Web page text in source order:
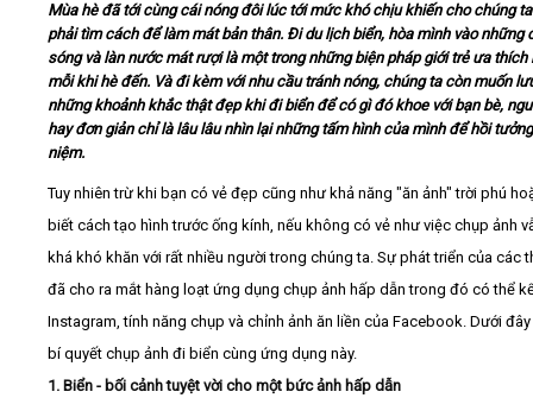
Video
Kiến thức
Tìm kiếm
Mùa hè đã tới cùng cái nóng đôi lúc tới mức khó chịu khiến cho chúng
phải tìm cách để làm mát bản thân. Đi du lịch biển, hòa mình vào những
sóng và làn nước mát rượi là một trong những biện pháp giới trẻ ưa thích
mỗi khi hè đến. Và đi kèm với nhu cầu tránh nóng, chúng ta còn muốn
những khoảnh khắc thật đẹp khi đi biển để có gì đó khoe với bạn bè,
hay đơn giản chỉ là lâu lâu nhìn lại những tấm hình của mình để hồi
niệm.
Tuy nhiên trừ khi bạn có vẻ đẹp cũng như khả năng "ăn ảnh" trời phú
biết cách tạo hình trước ống kính, nếu không có vẻ như việc chụp ảnh
khá khó khăn với rất nhiều người trong chúng ta. Sự phát triển của các
đã cho ra mắt hàng loạt ứng dụng chụp ảnh hấp dẫn trong đó có thể
Instagram, tính năng chụp và chỉnh ảnh ăn liền của Facebook. Dưới đây
bí quyết chụp ảnh đi biển cùng ứng dụng này.
1. Biển - bối cảnh tuyệt vời cho một bức ảnh hấp dẫn